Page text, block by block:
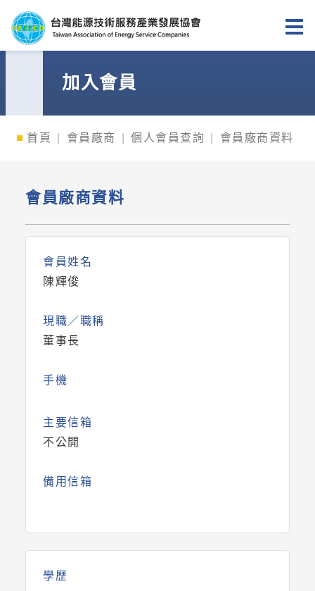
台灣能源技術服務產業發展協
加入會員
首頁 會員廠商 個人會員查詢 會員廠商資料
會員廠商資料
會員姓名
陳輝俊
現職／職稱
董事長
手機
主要信箱
不公開
備用信箱
學歷